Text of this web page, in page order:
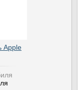
Apple